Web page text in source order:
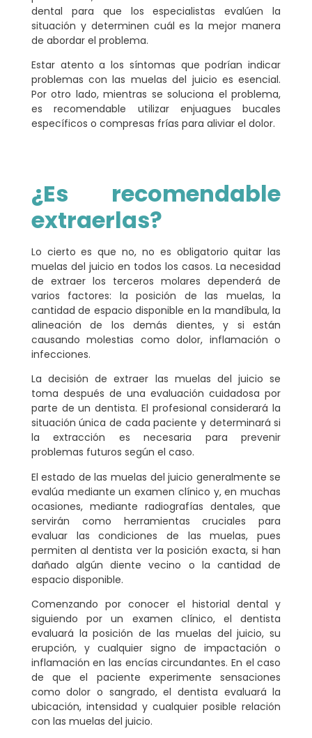
dental para que los especialistas evalúen la
situación y determinen cuál es la mejor manera
de abordar el problema.
Estar atento a los síntomas que podrían indicar
problemas con las muelas del juicio es esencial.
Por otro lado, mientras se soluciona el problema,
es recomendable utilizar enjuagues bucales
específicos o compresas frías para aliviar el dolor.
¿Es recomendable
extraerlas?
Lo cierto es que no, no es obligatorio quitar las
muelas del juicio en todos los casos. La necesidad
de extraer los terceros molaresdependerá de
varios factores: la posición de las muelas, la
cantidad de espacio disponible en la mandíbula, la
alineación de los demás dientes, y si están
causando molestias como dolor, inflamación o
infecciones.
La decisión de extraer las muelas del juicio se
toma después de unaevaluación cuidadosapor
parte de un dentista. El profesional considerará la
situación única de cada paciente y determinará si
la extracción es necesaria para prevenir
problemas futuros según el caso.
El estado de las muelas del juicio generalmente se
evalúa mediante un examen clínico y, en muchas
ocasiones, mediante radiografías dentales, que
servirán como herramientas cruciales para
evaluar las condiciones de las muelas, pues
permiten al dentista ver la posición exacta, si han
dañado algún diente vecino o la cantidad de
espacio disponible.
Comenzando por conocer el historial dental y
siguiendo por un examen clínico, el dentista
evaluará la posición de las muelas del juicio, su
erupción, y cualquier signo de impactación o
inflamación en las encías circundantes. En el caso
de que el paciente experimente sensaciones
como dolor o sangrado, el dentista evaluará la
ubicación, intensidad y cualquier posible relación
con las muelas del juicio.